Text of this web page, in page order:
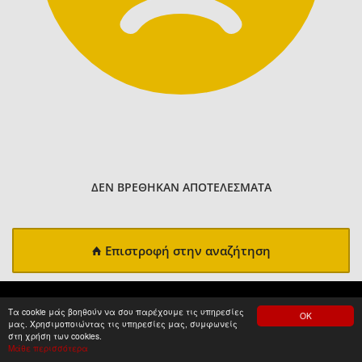
ΟΚ
Τα cookie μάς βοηθούν να σου παρέχουμε τις υπηρεσίες
μας. Χρησιμοποιώντας τις υπηρεσίες μας, συμφωνείς
στη χρήση των cookies.
Μάθε περισσότερα
ΔΕΝ ΒΡΕΘΗΚΑΝ ΑΠΟΤΕΛΕΣΜΑΤΑ
Επιστροφή στην αναζήτηση